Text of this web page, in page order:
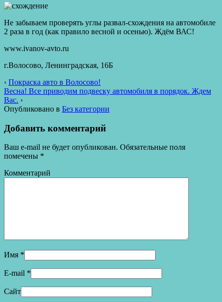
Не забываем проверять углы развал-схождения на автомобиле
2 раза в год (как правило весной и осенью). Ждём ВАС!
www.ivanov-avto.ru
г.Волосово, Ленинградская, 16Б
‹ Покраска авто в Волосово!
Весна! Все приводим подвеску автомобиля в порядок. Ждем
Вас. ›
Опубликовано в Без категории
Добавить комментарий
Ваш e-mail не будет опубликован. Обязательные поля
помечены *
Комментарий
Имя *
E-mail *
Сайт